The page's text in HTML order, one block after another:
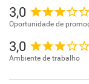
3,0
Oportunidade de
3,0
Ambiente de trabalho